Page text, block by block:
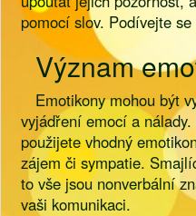
pomocí slov. Podívejte
Význam
Emotikony mohou být
vyjádření emocí a
použijete vhodný
zájem či sympatie.
to vše jsou nonverbální
vaši komunikaci.